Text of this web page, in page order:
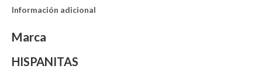
Información adicional
Marca
HISPANITAS